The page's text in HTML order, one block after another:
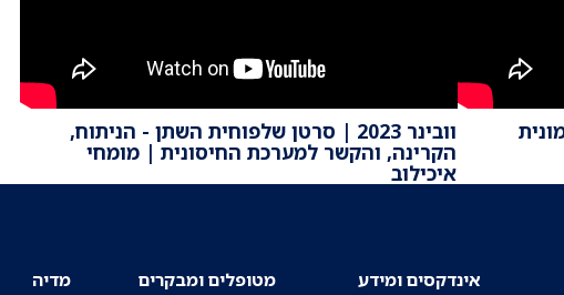
וובינר 2023 | סרטן שלפוחית השתן - הניתוח,
הקרינה, והקשר למערכת החיסונית | מומחי
איכילוב
אינדקסים ומידע מטופלים ומבקרים מדיה